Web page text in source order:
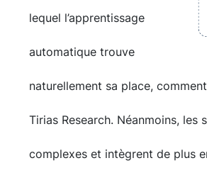
lequel l’apprentissage
automatique trouve
naturellement sa place,
Tirias Research. Néanmoins,
complexes et intègrent de plus